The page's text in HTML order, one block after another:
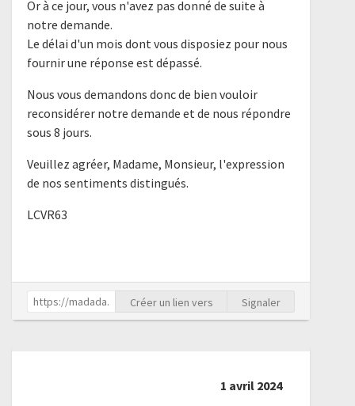
Or à ce jour, vous n'avez pas donné de suite à
notre demande.
Le délai d'un mois dont vous disposiez pour nous
fournir une réponse est dépassé.
Nous vous demandons donc de bien vouloir
reconsidérer notre demande et de nous répondre
sous 8 jours.
Veuillez agréer, Madame, Monsieur, l'expression
de nos sentiments distingués.
LCVR63
Créer un lien vers Signaler
1 avril 2024